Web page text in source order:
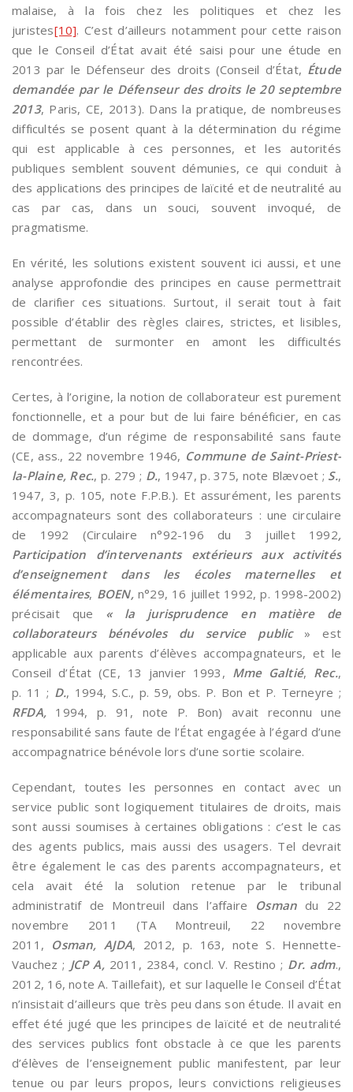
malaise, à la fois chez les politiques et chez les
juristes[10]. C’est d’ailleurs notamment pour cette raison
que le Conseil d’État avait été saisi pour une étude en
2013 par le Défenseur des droits (Conseil d’État, Étude
demandée par le Défenseur des droits le 20 septembre
2013, Paris, CE, 2013). Dans la pratique, de nombreuses
difficultés se posent quant à la détermination du régime
qui est applicable à ces personnes, et les autorités
publiques semblent souvent démunies, ce qui conduit à
des applications des principes de laïcité et de neutralité au
cas par cas, dans un souci, souvent invoqué, de
pragmatisme.
En vérité, les solutions existent souvent ici aussi, et une
analyse approfondie des principes en cause permettrait
de clarifier ces situations. Surtout, il serait tout à fait
possible d’établir des règles claires, strictes, et lisibles,
permettant de surmonter en amont les difficultés
rencontrées.
Certes, à l’origine, la notion de collaborateur est purement
fonctionnelle, et a pour but de lui faire bénéficier, en cas
de dommage, d’un régime de responsabilité sans faute
(CE, ass., 22 novembre 1946, Commune de Saint-Priest-
la-Plaine, Rec., p. 279 ; D., 1947, p. 375, note Blævoet ; S.,
1947, 3, p. 105, note F.P.B.). Et assurément, les parents
accompagnateurs sont des collaborateurs : une circulaire
de 1992 (Circulaire n°92-196 du 3 juillet 1992,
Participation d’intervenants extérieurs aux activités
d’enseignement dans les écoles maternelles et
élémentaires, BOEN,n°29, 16 juillet 1992, p. 1998-2002)
précisait que « la jurisprudence en matière de
collaborateurs bénévoles du service public» est
applicable aux parents d’élèves accompagnateurs, et le
Conseil d’État (CE, 13 janvier 1993, Mme Galtié, Rec.,
p. 11 ; D., 1994, S.C., p. 59, obs. P. Bon et P. Terneyre ;
RFDA, 1994, p. 91, note P. Bon) avait reconnu une
responsabilité sans faute de l’État engagée à l’égard d’une
accompagnatrice bénévole lors d’une sortie scolaire.
Cependant, toutes les personnes en contact avec un
service public sont logiquement titulaires de droits, mais
sont aussi soumises à certaines obligations : c’est le cas
des agents publics, mais aussi des usagers. Tel devrait
être également le cas des parents accompagnateurs, et
cela avait été la solution retenue par le tribunal
administratif de Montreuil dans l’affaire Osman du 22
novembre 2011 (TA Montreuil, 22 novembre
2011, Osman, AJDA, 2012, p. 163, note S. Hennette-
Vauchez ; JCP A,2011, 2384, concl. V. Restino ; Dr. adm.,
2012, 16, note A. Taillefait), et sur laquelle le Conseil d’État
n’insistait d’ailleurs que très peu dans son étude. Il avait en
effet été jugé que les principes de laïcité et de neutralité
des services publics font obstacle à ce que les parents
d’élèves de l’enseignement public manifestent, par leur
tenue ou par leurs propos, leurs convictions religieuses